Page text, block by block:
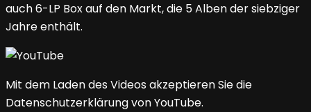
auch 6-LP Box auf den Markt, die 5 Alben der siebziger
Jahre enthält.
Mit dem Laden des Videos akzeptieren Sie die
Datenschutzerklärung von YouTube.